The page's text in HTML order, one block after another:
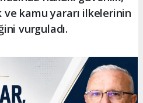
kamu yararı ilkelerinin
vurguladı.